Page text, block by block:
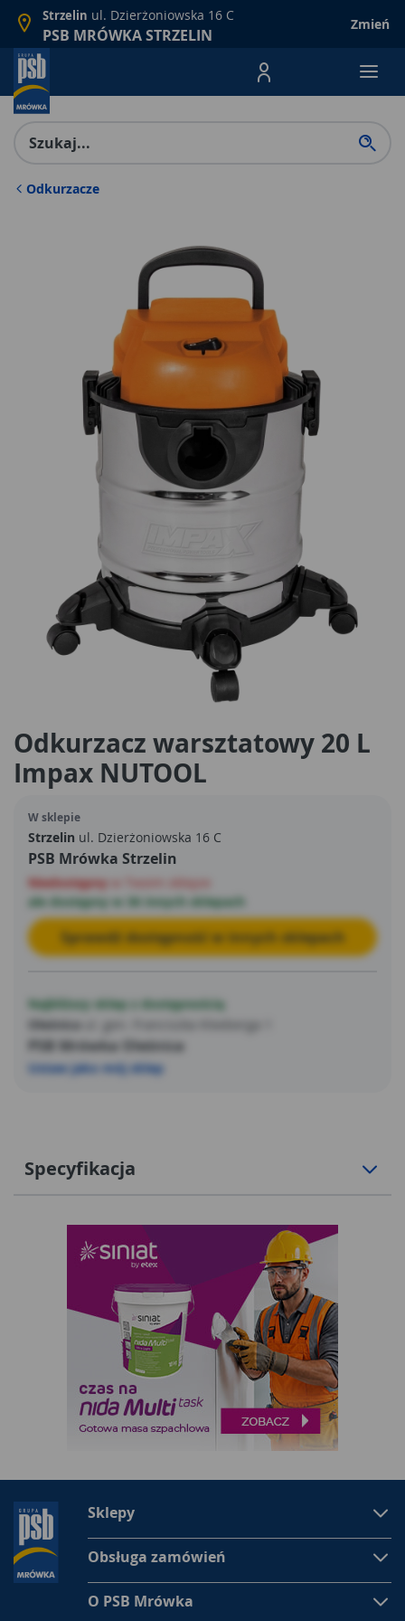
Strzelin ul. Dzierżoniowska 16 C
PSB MRÓWKA STRZELIN
Zmień
Menu Produktów,
Odkurzacze
Odkurzacz warsztatowy 20 L
Impax NUTOOL
W sklepie
Strzelin ul. Dzierżoniowska 16 C
PSB Mrówka Strzelin
Niedostępny
ale dostępny w 36 innych sklepach
Sprawdź dostępność w innych sklepach
Najbliższy sklep z dostępnością
Oleśnica
PSB Mrówka Oleśnica
Ustaw jako mój sklep
Specyfikacja
Sklepy
Obsługa zamówień
O PSB Mrówka